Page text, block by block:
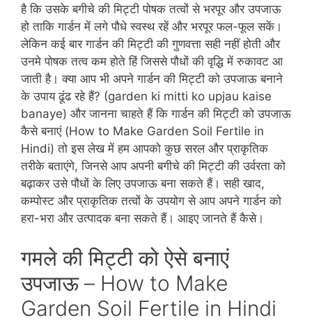
है कि उसके बगीचे की मिट्टी पोषक तत्वों से भरपूर और उपजाऊ
हो ताकि गार्डन में लगे पौधे स्वस्थ रहें और भरपूर फल-फूल सकें।
लेकिन कई बार गार्डन की मिट्टी की गुणवत्ता सही नहीं होती और
उनमे पोषक तत्व कम होते हिं जिससे पौधों की वृद्धि में रुकावट आ
जाती है। क्या आप भी अपने गार्डन की मिट्टी को उपजाऊ बनाने
के उपाय ढूंढ रहे हैं? (garden ki mitti ko upjau kaise
banaye) और जानना चाहते हैं कि गार्डन की मिट्टी को उपजाऊ
कैसे बनाएं (How to Make Garden Soil Fertile in
Hindi) तो इस लेख में हम आपको कुछ सरल और प्राकृतिक
तरीके बताएंगे, जिनसे आप अपनी बगीचे की मिट्टी की उर्वरता को
बढ़ाकर उसे पौधों के लिए उपजाऊ बना सकते हैं। सही खाद,
कम्पोस्ट और प्राकृतिक तत्वों के उपयोग से आप अपने गार्डन को
हरा-भरा और उत्पादक बना सकते हैं। आइए जानते हैं कैसे।
गमले की मिट्टी को ऐसे बनाएं
उपजाऊ – How to Make
Garden Soil Fertile in Hindi